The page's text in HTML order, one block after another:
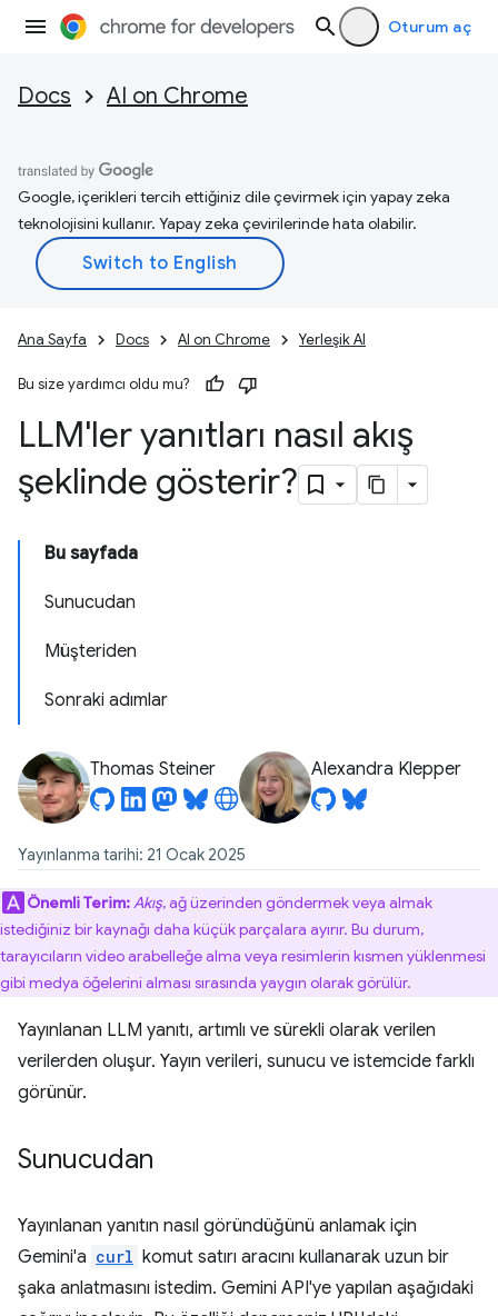
Oturum aç
Docs AI on Chrome
Google, içerikleri tercih ettiğiniz dile çevirmek için yapay zeka
teknolojisini kullanır. Yapay zeka çevirilerinde hata olabilir.
Ana Sayfa Docs AI on Chrome Yerleşik AI
Bu size yardımcı oldu mu?
LLM'ler yanıtları nasıl akış
şeklinde gösterir?
Bu sayfada
Sunucudan
Müşteriden
Sonraki adımlar
Thomas Steiner Alexandra Klepper
Yayınlanma tarihi: 21 Ocak 2025
Önemli Terim:Akış, ağ üzerinden göndermek veya almak
istediğiniz bir kaynağı daha küçük parçalara ayırır. Bu durum,
tarayıcıların video arabelleğe alma veya resimlerin kısmen yüklenmesi
gibi medya öğelerini alması sırasında yaygın olarak görülür.
Yayınlanan LLM yanıtı, artımlı ve sürekli olarak verilen
verilerden oluşur. Yayın verileri, sunucu ve istemcide farklı
görünür.
Sunucudan
Yayınlanan yanıtın nasıl göründüğünü anlamak için
Gemini'a curl komut satırı aracını kullanarak uzun bir
şaka anlatmasını istedim. Gemini API'ye yapılan aşağıdaki